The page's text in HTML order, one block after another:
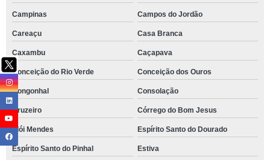
Campinas Campos do Jordão
Careaçu Casa Branca
Caxambu Caçapava
Conceição do Rio Verde Conceição dos Ouros
Congonhal Consolação
Cruzeiro Córrego do Bom Jesus
Elói Mendes Espírito Santo do Dourado
Espírito Santo do Pinhal Estiva